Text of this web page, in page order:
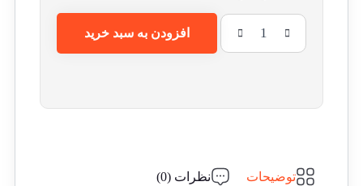
افزودن به سبد خرید
توضیحات نظرات (0)